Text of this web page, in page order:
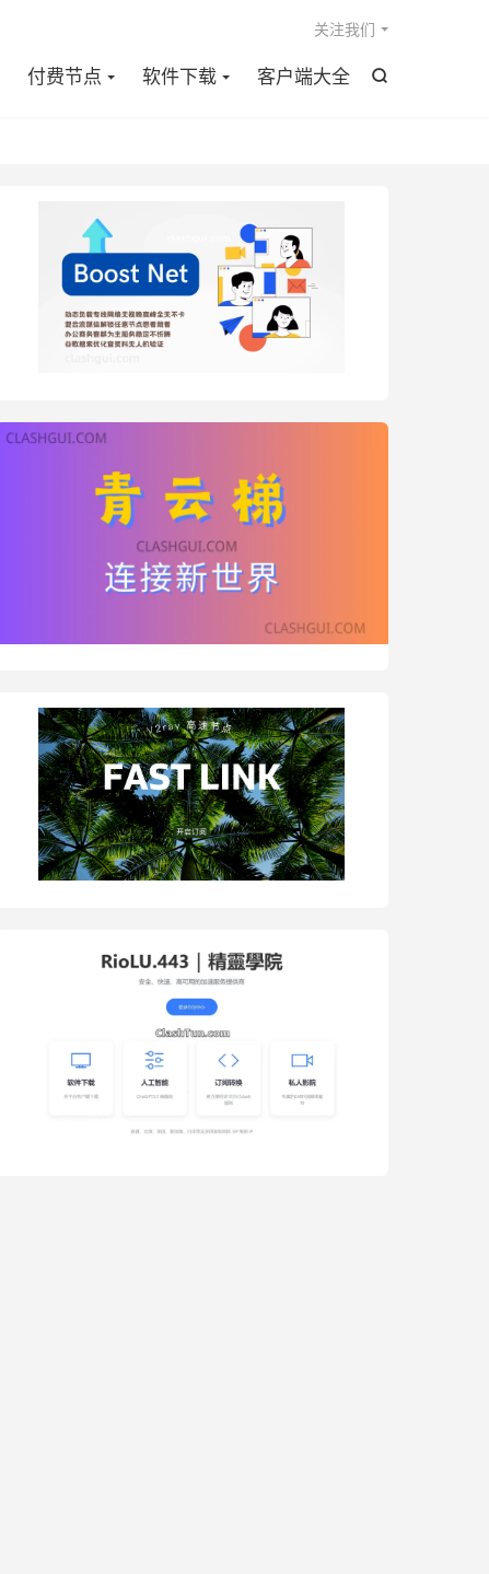

付费节点 软件下载 客户端大全
关注我们